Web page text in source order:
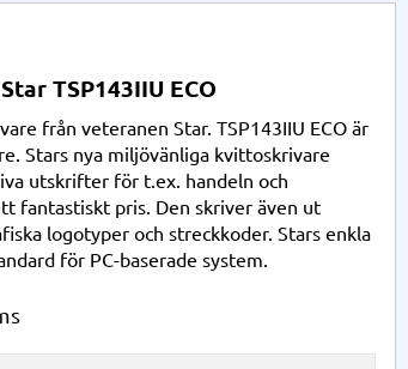
TSP143IIU ECO
från veteranen Star. TSP143IIU ECO är
Stars nya miljövänliga kvittoskrivare
utskrifter för t.ex. handeln och
fantastiskt pris. Den skriver även ut
logotyper och streckkoder. Stars enkla
för PC-baserade system.